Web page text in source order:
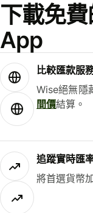
下載免
App
比較匯款服
Wise絕無隱
間價結算。
追蹤實時匯
將首選貨幣